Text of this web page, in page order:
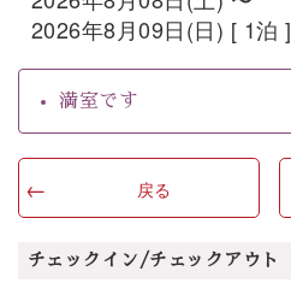
2026年8月09日(日) [ 1泊 ]
満室です
戻る
チェックイン/チェックアウト